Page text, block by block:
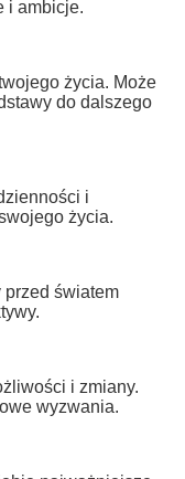
i ambicje.
życia. Może
do dalszego
i
życia.
przed światem
i zmiany.
wyzwania.